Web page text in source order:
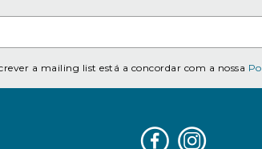
a mailing list está a concordar com a nossa